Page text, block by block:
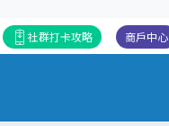
商戶中心
社群打卡攻略